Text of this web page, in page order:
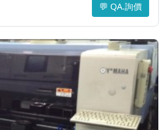
💬 QA.詢價